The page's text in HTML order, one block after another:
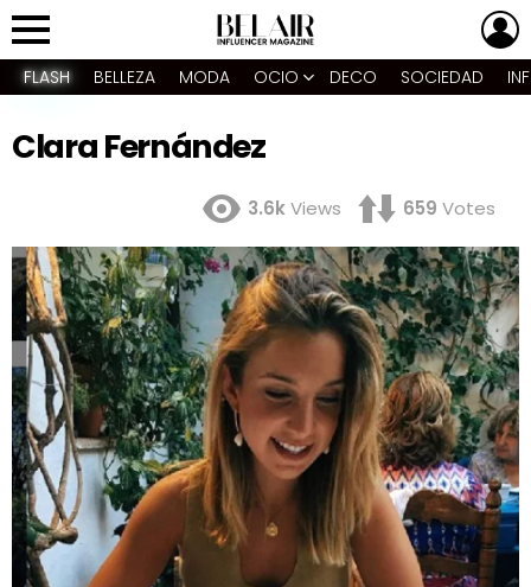
Menu
FLASH BELLEZA MODA OCIO DECO SOCIEDAD
Clara Fernández
3.6kViews 659 Votes